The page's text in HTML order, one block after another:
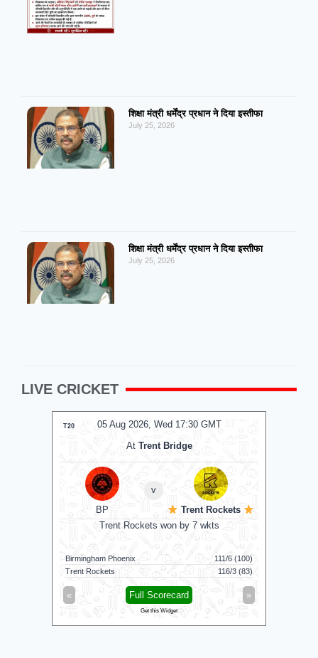
शिक्षा मंत्री धर्मेंद्र प्रधान ने दिया इस्तीफा
July 25, 2026
शिक्षा मंत्री धर्मेंद्र प्रधान ने दिया इस्तीफा
July 25, 2026
LIVE CRICKET
05 Aug 2026, Wed 17:30 GMT
T20
At Trent Bridge
BP
v
Trent Rockets
Trent Rockets won by 7 wkts
Birmingham Phoenix
111/6 (100)
Trent Rockets
116/3 (83)
« »
Full Scorecard
Get this Widget